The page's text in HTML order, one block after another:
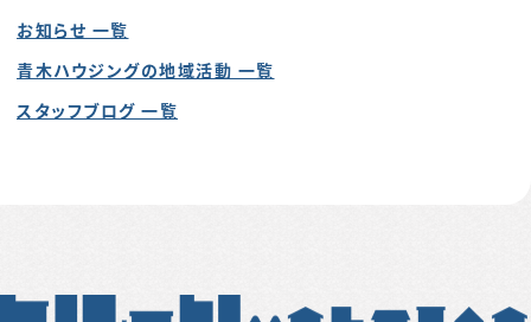
お知らせ 一覧
青木ハウジングの地域活動 一覧
スタッフブログ 一覧